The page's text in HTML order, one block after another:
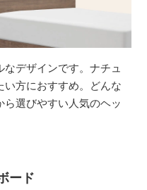
デザインです。ナチュ
方におすすめ。どんな
選びやすい人気のヘッ
ード